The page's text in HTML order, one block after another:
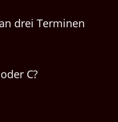
drei Terminen
C?